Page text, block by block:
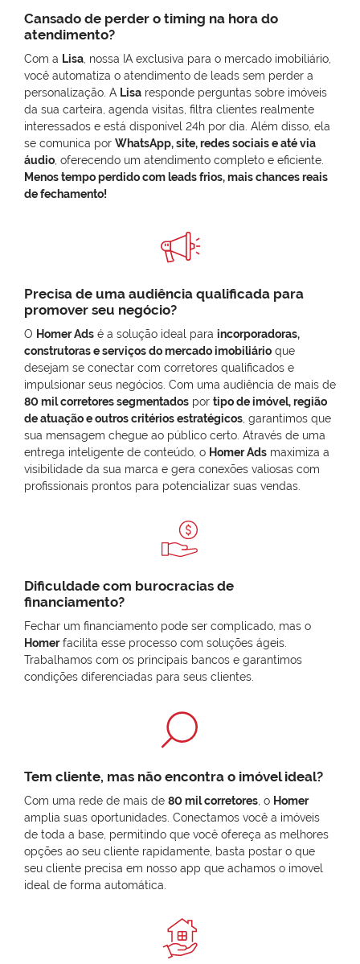
Cansado de perder o timing na hora do
atendimento?
Com a Lisa , nossa IA exclusiva para o mercado imobiliário,
você automatiza o atendimento de leads sem perder a
personalização. A Lisa responde perguntas sobre imóveis
da sua carteira, agenda visitas, filtra clientes realmente
interessados e está disponível 24h por dia. Além disso, ela
se comunica por WhatsApp, site, redes sociais e até via
áudio , oferecendo um atendimento completo e eficiente.
Menos tempo perdido com leads frios, mais chances reais
de fechamento!
Precisa de uma audiência qualificada para
promover seu negócio?
O Homer Ads é a solução ideal para incorporadoras,
construtoras e serviços do mercado imobiliário que
desejam se conectar com corretores qualificados e
impulsionar seus negócios. Com uma audiência de mais de
80 mil corretores segmentados por tipo de imóvel, região
de atuação e outros critérios estratégicos , garantimos que
sua mensagem chegue ao público certo. Através de uma
entrega inteligente de conteúdo, o Homer Ads maximiza a
visibilidade da sua marca e gera conexões valiosas com
profissionais prontos para potencializar suas vendas.
Dificuldade com burocracias de
financiamento?
Fechar um financiamento pode ser complicado, mas o
Homerfacilita esse processo com soluções ágeis.
Trabalhamos com os principais bancos e garantimos
condições diferenciadas para seus clientes.
Tem cliente, mas não encontra o imóvel ideal?
Com uma rede de mais de 80 mil corretores , o Homer
amplia suas oportunidades. Conectamos você a imóveis
de toda a base, permitindo que você ofereça as melhores
opções ao seu cliente rapidamente, basta postar o que
seu cliente precisa em nosso app que achamos o imovel
ideal de forma automática.